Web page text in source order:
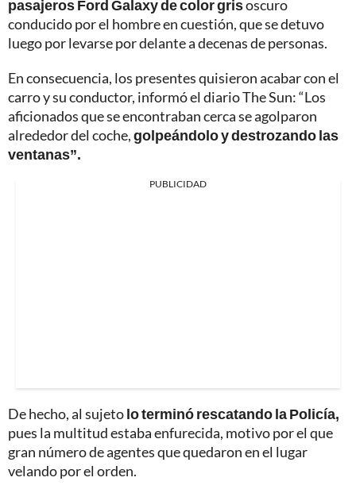
pasajeros Ford Galaxy de color grisoscuro
conducido por el hombre en cuestión, que se detuvo
luego por levarse por delante a decenas de personas.
En consecuencia, los presentes quisieron acabar con el
carro y su conductor, informó el diario The Sun: “Los
aficionados que se encontraban cerca se agolparon
alrededor del coche,golpeándolo y destrozando las
ventanas”.
PUBLICIDAD
De hecho, al sujetolo terminó rescatando la Policía,
pues la multitud estaba enfurecida, motivo por el que
gran número de agentes que quedaron en el lugar
velando por el orden.